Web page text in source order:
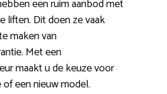
een ruim aanbod met
liften. Dit doen ze vaak
maken van
Met een
maakt u de keuze voor
een nieuw model.